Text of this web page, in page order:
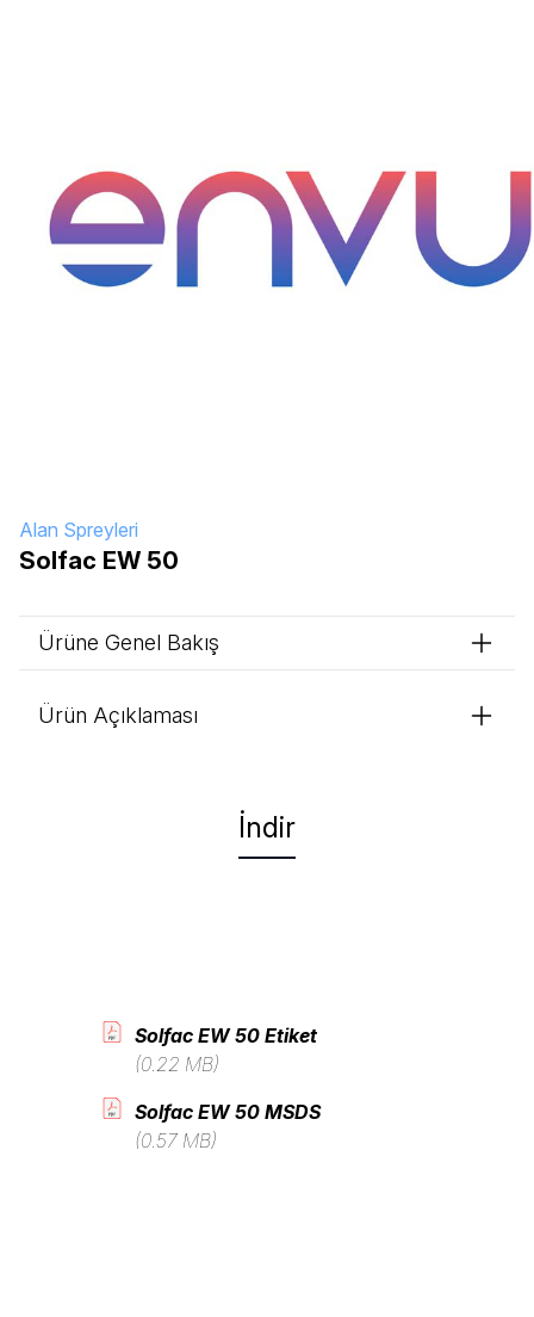
Alan Spreyleri
Solfac EW 50
Ürüne Genel Bakış
Ürün Açıklaması
İndir
Solfac EW 50 Etiket
(0.22 MB)
Solfac EW 50 MSDS
(0.57 MB)